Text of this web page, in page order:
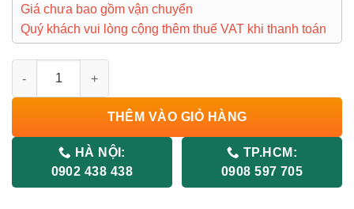
Giá chưa bao gồm vận chuyển
Quý khách vui lòng cộng thêm thuế VAT khi thanh toán
THÊM VÀO GIỎ HÀNG
HÀ NỘI:
0902 438 438
TP.HCM:
0908 597 705